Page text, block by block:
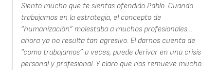
Siento mucho que te sientas ofendido Pablo. Cuando
trabajamos en la estrategia, el concepto de
“humanización” molestaba a muchos profesionales…
ahora ya no resulta tan agresivo. El darnos cuenta de
“como trabajamos” a veces, puede derivar en una crisis
personal y profesional. Y claro que nos remueve mucho.